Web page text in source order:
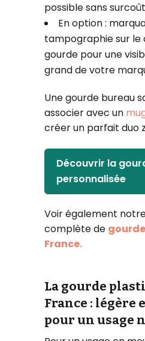
possible sans surcoût
En option :
tampographie sur le
gourde pour une
grand de votre
Une gourde bureau
associer avec un
créer un parfait duo
Découvrir la
personnalisée
Voir également
complète de
France.
La gourde
France : légère
pour un usage